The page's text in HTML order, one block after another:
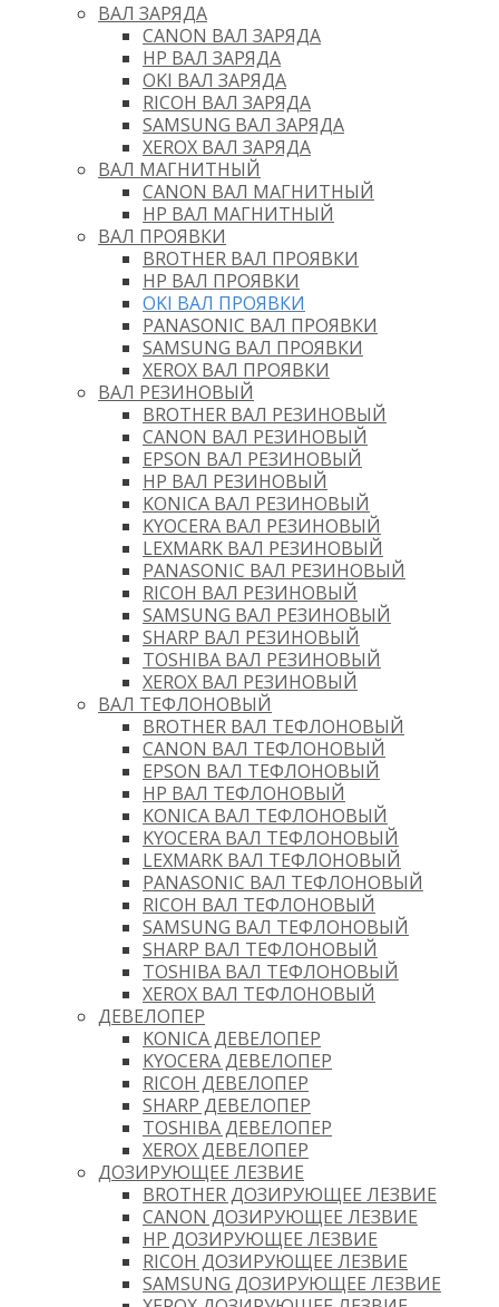
ВАЛ ЗАРЯДА
CANON ВАЛ ЗАРЯДА
HP ВАЛ ЗАРЯДА
OKI ВАЛ ЗАРЯДА
RICOH ВАЛ ЗАРЯДА
SAMSUNG ВАЛ ЗАРЯДА
XEROX ВАЛ ЗАРЯДА
ВАЛ МАГНИТНЫЙ
CANON ВАЛ МАГНИТНЫЙ
HP ВАЛ МАГНИТНЫЙ
ВАЛ ПРОЯВКИ
BROTHER ВАЛ ПРОЯВКИ
HP ВАЛ ПРОЯВКИ
OKI ВАЛ ПРОЯВКИ
PANASONIC ВАЛ ПРОЯВКИ
SAMSUNG ВАЛ ПРОЯВКИ
XEROX ВАЛ ПРОЯВКИ
ВАЛ РЕЗИНОВЫЙ
BROTHER ВАЛ РЕЗИНОВЫЙ
CANON ВАЛ РЕЗИНОВЫЙ
EPSON ВАЛ РЕЗИНОВЫЙ
HP ВАЛ РЕЗИНОВЫЙ
KONICA ВАЛ РЕЗИНОВЫЙ
KYOCERA ВАЛ РЕЗИНОВЫЙ
LEXMARK ВАЛ РЕЗИНОВЫЙ
PANASONIC ВАЛ РЕЗИНОВЫЙ
RICOH ВАЛ РЕЗИНОВЫЙ
SAMSUNG ВАЛ РЕЗИНОВЫЙ
SHARP ВАЛ РЕЗИНОВЫЙ
TOSHIBA ВАЛ РЕЗИНОВЫЙ
XEROX ВАЛ РЕЗИНОВЫЙ
ВАЛ ТЕФЛОНОВЫЙ
BROTHER ВАЛ ТЕФЛОНОВЫЙ
CANON ВАЛ ТЕФЛОНОВЫЙ
EPSON ВАЛ ТЕФЛОНОВЫЙ
HP ВАЛ ТЕФЛОНОВЫЙ
KONICA ВАЛ ТЕФЛОНОВЫЙ
KYOCERA ВАЛ ТЕФЛОНОВЫЙ
LEXMARK ВАЛ ТЕФЛОНОВЫЙ
PANASONIC ВАЛ ТЕФЛОНОВЫЙ
RICOH ВАЛ ТЕФЛОНОВЫЙ
SAMSUNG ВАЛ ТЕФЛОНОВЫЙ
SHARP ВАЛ ТЕФЛОНОВЫЙ
TOSHIBA ВАЛ ТЕФЛОНОВЫЙ
XEROX ВАЛ ТЕФЛОНОВЫЙ
ДЕВЕЛОПЕР
KONICA ДЕВЕЛОПЕР
KYOCERA ДЕВЕЛОПЕР
RICOH ДЕВЕЛОПЕР
SHARP ДЕВЕЛОПЕР
TOSHIBA ДЕВЕЛОПЕР
XEROX ДЕВЕЛОПЕР
ДОЗИРУЮЩЕЕ ЛЕЗВИЕ
BROTHER ДОЗИРУЮЩЕЕ ЛЕЗВИЕ
CANON ДОЗИРУЮЩЕЕ ЛЕЗВИЕ
HP ДОЗИРУЮЩЕЕ ЛЕЗВИЕ
RICOH ДОЗИРУЮЩЕЕ ЛЕЗВИЕ
SAMSUNG ДОЗИРУЮЩЕЕ ЛЕЗВИЕ